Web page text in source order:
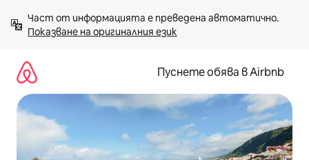
към
съдържанието
Показване на оригиналния език
Пуснете обява в Airbnb